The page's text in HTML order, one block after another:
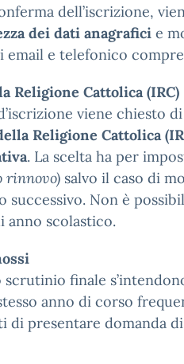
dell’iscrizione,
dei dati anagrafici e
email e telefonico
Religione Cattolica (IRC)
viene chiesto
Religione Cattolica
. La scelta ha per
rinnovo) salvo il caso di
successivo. Non è
anno scolastico.
finale
anno di corso
di presentare domanda